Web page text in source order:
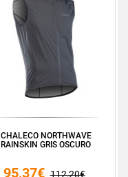
CHALECO NORTHWAVE
RAINSKIN GRIS OSCURO
95,37€ 112,20€